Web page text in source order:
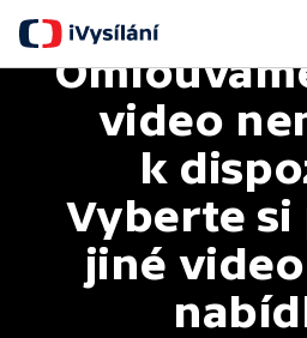
video
k
Vyberte si
jiné video